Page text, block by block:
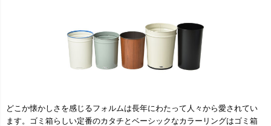
どこか懐かしさを感じるフォルムは長年にわたって人々から愛されてい
ます。ゴミ箱らしい定番のカタチとベーシックなカラーリングはゴミ箱